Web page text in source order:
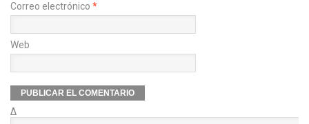
Correo electrónico *
Web
Δ